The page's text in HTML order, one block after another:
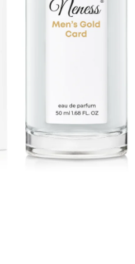
LASHCODE
10 600 Ft
Korábbi: